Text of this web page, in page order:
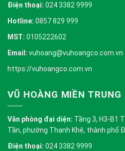
Điện thoại: 024 3382 9999
Hotline: 0857 829 999
MST: 0105222602
Email: vuhoang@vuhoangco.com.vn
https://vuhoangco.com.vn
VŨ HOÀNG MIỀN TRUNG
Văn phòng đại diện: Tầng 3, H3-B1
Tần, phường Thanh Khê, thành phố
Điện thoại: 024 3382 9999